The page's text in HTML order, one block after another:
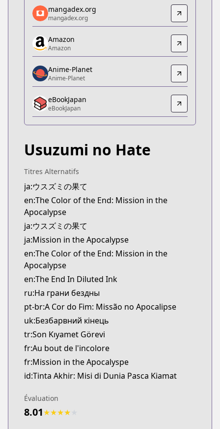
mangadex.org
mangadex.org
https://mangadex.org/title/e05dd982-6d09-4f3d-
Amazon
Amazon
https://www.amazon.co.jp/dp/B0C3HB5V1T
Anime-Planet
Anime-Planet
https://www.anime-planet.com/manga/the-color-
eBookJapan
eBookJapan
Official Raw
https://www.harta.jp/articles/001016.html
Kitsu
Kitsu
https://kitsu.app/manga/62872
CDJapan
CDJapan
https://www.anime-planet.com/manga/https://
MangaUpdates
MangaUpdates
https://www.mangaupdates.com/
Book☆Walker
Book☆Walker
https://bookwalker.jp/series/410385
mangadex.org
mangadex.org
Amazon
Amazon
Anime-Planet
Anime-Planet
eBookJapan
eBookJapan
Usuzumi no Hate
Titres Alternatifs
ja:ウスズミの果て
en:The Color of the End: Mission in the
Apocalypse
ja:ウスズミの果て
ja:Mission in the Apocalypse
en:The Color of the End: Mission in the
Apocalypse
en:The End In Diluted Ink
ru:На грани бездны
pt-br:A Cor do Fim: Missão no Apocalipse
uk:Безбарвний кінець
tr:Son Kıyamet Görevi
fr:Au bout de l'incolore
fr:Mission in the Apocalyspe
id:Tinta Akhir: Misi di Dunia Pasca Kiamat
Évaluation
8.01★★★★